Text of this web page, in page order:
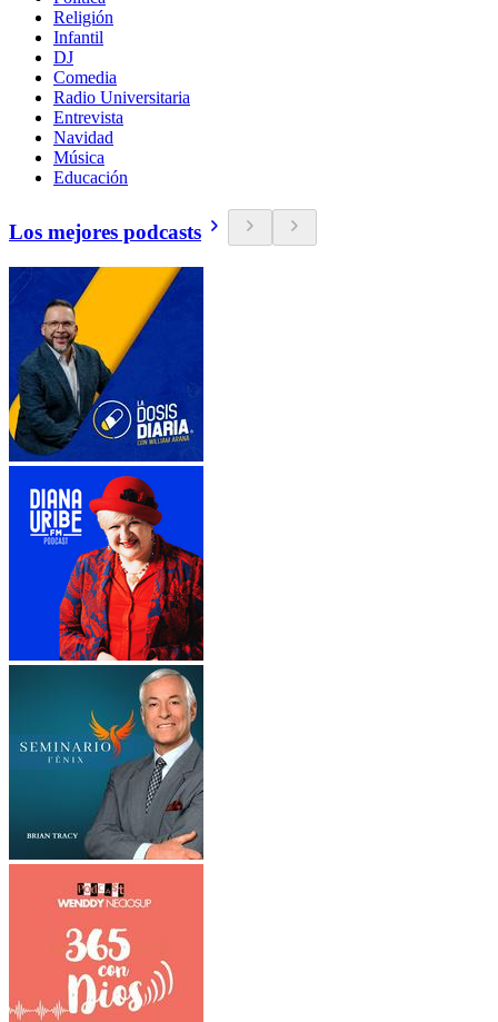
Religión
Infantil
DJ
Comedia
Radio Universitaria
Entrevista
Navidad
Música
Educación
Los mejores podcasts